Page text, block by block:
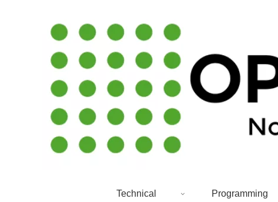
Technical Programming